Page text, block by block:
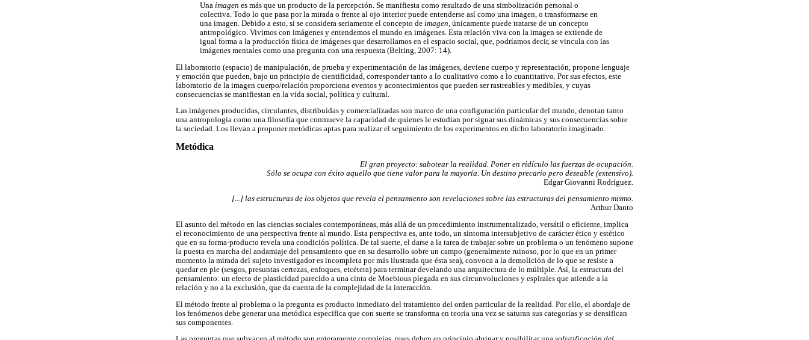
Una imagen es más que un producto de la percepción. Se manifiesta como resultado de una simbolización personal o
colectiva. Todo lo que pasa por la mirada o frente al ojo interior puede entenderse así como una imagen, o transformarse en
una imagen. Debido a esto, si se considera seriamente el concepto de imagen, únicamente puede tratarse de un concepto
antropológico. Vivimos con imágenes y entendemos el mundo en imágenes. Esta relación viva con la imagen se extiende de
igual forma a la producción física de imágenes que desarrollamos en el espacio social, que, podríamos decir, se vincula con las
imágenes mentales como una pregunta con una respuesta (Belting, 2007: 14).
El laboratorio (espacio) de manipulación, de prueba y experimentación de las imágenes, deviene cuerpo y representación, propone lenguaje
y emoción que pueden, bajo un principio de cientificidad, corresponder tanto a lo cualitativo como a lo cuantitativo. Por sus efectos, este
laboratorio de la imagen cuerpo/relación proporciona eventos y acontecimientos que pueden ser rastreables y medibles, y cuyas
consecuencias se manifiestan en la vida social, política y cultural.
Las imágenes producidas, circulantes, distribuidas y comercializadas son marco de una configuración particular del mundo, denotan tanto
una antropología como una filosofía que conmueve la capacidad de quienes le estudian por signar sus dinámicas y sus consecuencias sobre
la sociedad. Los llevan a proponer metódicas aptas para realizar el seguimiento de los experimentos en dicho laboratorio imaginado.
Metódica
El gran proyecto: sabotear la realidad. Poner en ridículo las fuerzas de ocupación.
Sólo se ocupa con éxito aquello que tiene valor para la mayoría. Un destino precario pero deseable (extensivo).
Edgar Giovanni Rodríguez.
[...] las estructuras de los objetos que revela el pensamiento son revelaciones sobre las estructuras del pensamiento mismo.
Arthur Danto
El asunto del método en las ciencias sociales contemporáneas, más allá de un procedimiento instrumentalizado, versátil o eficiente, implica
el reconocimiento de una perspectiva frente al mundo. Esta perspectiva es, ante todo, un síntoma intersubjetivo de carácter ético y estético
que en su forma-producto revela una condición política. De tal suerte, el darse a la tarea de trabajar sobre un problema o un fenómeno supone
la puesta en marcha del andamiaje del pensamiento que en su desarrollo sobre un campo (generalmente ruinoso, por lo que en un primer
momento la mirada del sujeto investigador es incompleta por más ilustrada que ésta sea), convoca a la demolición de lo que se resiste a
quedar en pie (sesgos, presuntas certezas, enfoques, etcétera) para terminar develando una arquitectura de lo múltiple. Así, la estructura del
pensamiento: un efecto de plasticidad parecido a una cinta de Moebious plegada en sus circunvoluciones y espirales que atiende a la
relación y no a la exclusión, que da cuenta de la complejidad de la interacción.
El método frente al problema o la pregunta es producto inmediato del tratamiento del orden particular de la realidad. Por ello, el abordaje de
los fenómenos debe generar una metódica específica que con suerte se transforma en teoría una vez se saturan sus categorías y se densifican
sus componentes.